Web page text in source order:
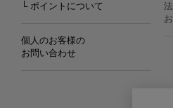
└ ポイントについて
個人のお客様の
お問い合わせ